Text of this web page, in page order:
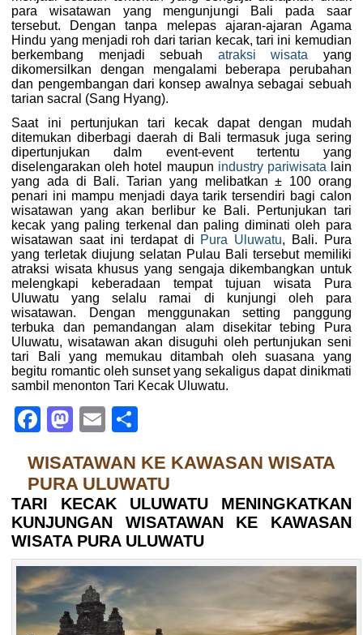
para wisatawan yang mengunjungi Bali pada saar
tersebut. Dengan tanpa melepas ajaran-ajaran Agama
Hindu yang menjadi roh dari tarian kecak, tari ini kemudian
berkembang menjadi sebuah atraksi wisata yang
dikomersilkan dengan mengalami beberapa perubahan
dan pengembangan dari konsep awalnya sebagai sebuah
tarian sacral (Sang Hyang).
Saat ini pertunjukan tari kecak dapat dengan mudah
ditemukan diberbagi daerah di Bali termasuk juga sering
dipertunjukan dalm event-event tertentu yang
diselengarakan oleh hotel maupun industry pariwisata lain
yang ada di Bali. Tarian yang melibatkan ± 100 orang
penari ini mampu menjadi daya tarik tersendiri bagi calon
wisatawan yang akan berlibur ke Bali. Pertunjukan tari
kecak yang paling terkenal dan paling diminati oleh para
wisatawan saat ini terdapat di Pura Uluwatu, Bali. Pura
yang terletak diujung selatan Pulau Bali tersebut memiliki
atraksi wisata khusus yang sengaja dikembangkan untuk
melengkapi keberadaan tempat tujuan wisata Pura
Uluwatu yang selalu ramai di kunjungi oleh para
wisatawan. Dengan menggunakan setting panggung
terbuka dan pemandangan alam disekitar tebing Pura
Uluwatu, wisatawan akan disuguhi oleh pertunjukan seni
tari Bali yang memukau ditambah oleh suasana yang
begitu romantic oleh sunset yang sekaligus dapat dinikmati
sambil menonton Tari Kecak Uluwatu.
Facebook
Mastodon
Email
WISATAWAN KE KAWASAN WISATA
PURA ULUWATU
TARI KECAK ULUWATU MENINGKATKAN
KUNJUNGAN WISATAWAN KE KAWASAN
WISATA PURA ULUWATU